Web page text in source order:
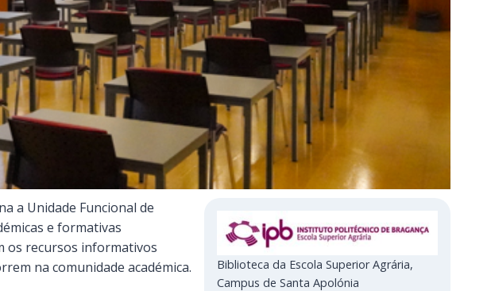
a Unidade Funcional de
e formativas
os recursos informativos
na comunidade académica.
Biblioteca da Escola Superior Agrária,
Campus de Santa Apolónia